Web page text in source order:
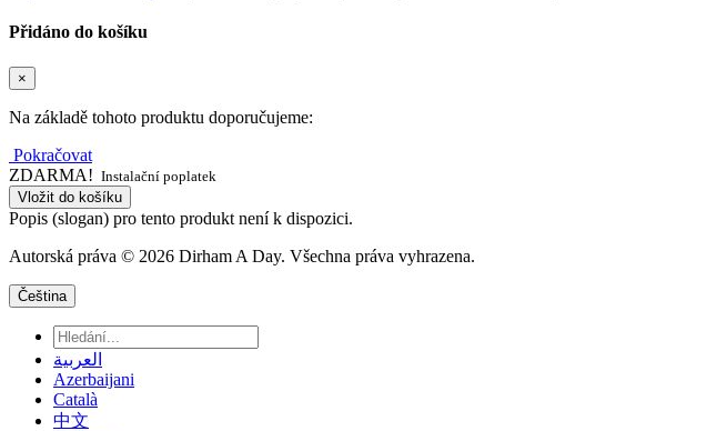
Přidáno do košíku
×
Na základě tohoto produktu doporučujeme:
Pokračovat
ZDARMA! Instalační poplatek
Vložit do košíku
Popis (slogan) pro tento produkt není k dispozici.
Autorská práva © 2026 Dirham A Day. Všechna práva vyhrazena.
Čeština
العربية
Azerbaijani
Català
中文